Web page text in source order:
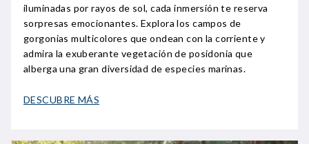
iluminadas por rayos de sol, cada inmersión te reserva
sorpresas emocionantes. Explora los campos de
gorgonias multicolores que ondean con la corriente y
admira la exuberante vegetación de posidonia que
alberga una gran diversidad de especies marinas.
DESCUBRE MÁS